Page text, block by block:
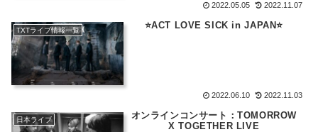
2022.05.05 2022.11.07
TXTライブ情報一覧 ⭐️ACT LOVE SICK in JAPAN⭐️
2022.06.10 2022.11.03
日本ライブ
オンラインコンサート：TOMORROW
X TOGETHER LIVE